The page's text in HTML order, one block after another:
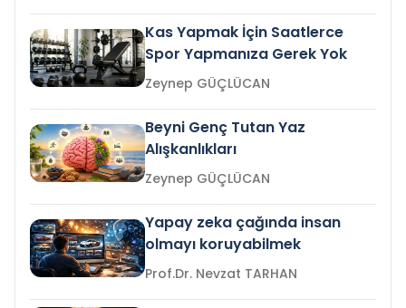
Kas Yapmak İçin Saatlerce
Spor Yapmanıza Gerek Yok
Zeynep GÜÇLÜCAN
Beyni Genç Tutan Yaz
Alışkanlıkları
Zeynep GÜÇLÜCAN
Yapay zeka çağında insan
olmayı koruyabilmek
Prof.Dr. Nevzat TARHAN